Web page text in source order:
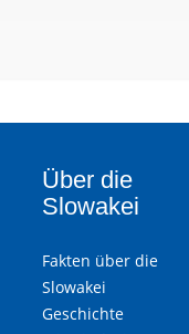
Über die
Slowakei
Fakten über die
Slowakei
Geschichte